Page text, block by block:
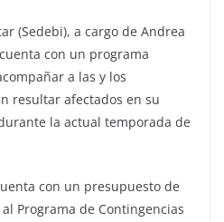
(Sedebi), a cargo de Andrea
con un programa
a las y los
resultar afectados en su
la actual temporada de
con un presupuesto de
Programa de Contingencias